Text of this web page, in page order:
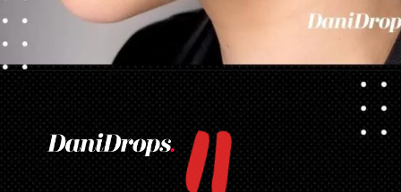
Apertura in corso